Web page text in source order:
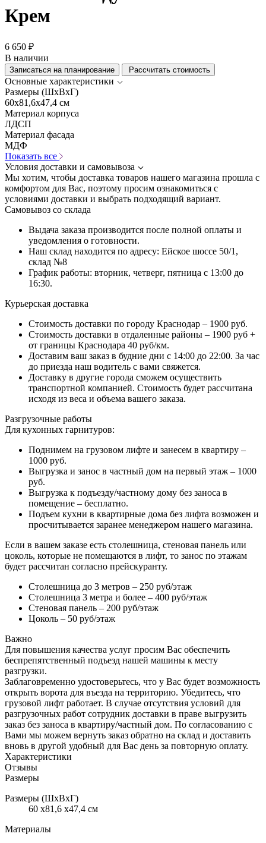
Крем
6 650 ₽
В наличии
Записаться на планирование Рассчитать стоимость
Основные характеристики
Размеры (ШхВхГ)
60x81,6x47,4 см
Материал корпуса
ЛДСП
Материал фасада
МДФ
Показать все
Условия доставки и самовывоза
Мы хотим, чтобы доставка товаров нашего магазина прошла с
комфортом для Вас, поэтому просим ознакомиться с
условиями доставки и выбрать подходящий вариант.
Самовывоз со склада
Выдача заказа производится после полной оплаты и
уведомления о готовности.
Наш склад находится по адресу: Ейское шоссе 50/1,
склад №8
График работы: вторник, четверг, пятница с 13:00 до
16:30.
Курьерская доставка
Стоимость доставки по городу Краснодар – 1900 руб.
Стоимость доставки в отдаленные районы – 1900 руб +
от границы Краснодара 40 руб/км.
Доставим ваш заказ в будние дни с 14:00 до 22:00. За час
до приезда наш водитель с вами свяжется.
Доставку в другие города сможем осуществить
транспортной компанией. Стоимость будет рассчитана
исходя из веса и объема вашего заказа.
Разгрузочные работы
Для кухонных гарнитуров:
Поднимем на грузовом лифте и занесем в квартиру –
1000 руб.
Выгрузка и занос в частный дом на первый этаж – 1000
руб.
Выгрузка к подъезду/частному дому без заноса в
помещение – бесплатно.
Подъем кухни в квартирные дома без лифта возможен и
просчитывается заранее менеджером нашего магазина.
Если в вашем заказе есть столешница, стеновая панель или
цоколь, которые не помещаются в лифт, то занос по этажам
будет рассчитан согласно прейскуранту.
Столешница до 3 метров – 250 руб/этаж
Столешница 3 метра и более – 400 руб/этаж
Стеновая панель – 200 руб/этаж
Цоколь – 50 руб/этаж
Важно
Для повышения качества услуг просим Вас обеспечить
беспрепятственный подъезд нашей машины к месту
разгрузки.
Заблаговременно удостоверьтесь, что у Вас будет возможность
открыть ворота для въезда на территорию. Убедитесь, что
грузовой лифт работает. В случае отсутствия условий для
разгрузочных работ сотрудник доставки в праве выгрузить
заказ без заноса в квартиру/частный дом. По согласованию с
Вами мы можем вернуть заказ обратно на склад и доставить
вновь в другой удобный для Вас день за повторную оплату.
Характеристики
Отзывы
Размеры
Размеры (ШхВхГ)
60 x81,6 x47,4 см
Материалы